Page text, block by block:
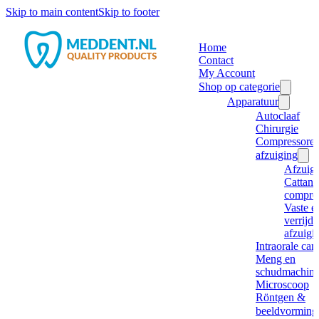
Skip to main contentSkip to footer
Home
Contact
My Account
Shop op categorie
Apparatuur
Autoclaaf
Chirurgie
afzuiging
Cattani
Vaste
Intraorale
Meng en
Microscoop
Röntgen &
beeldvorming